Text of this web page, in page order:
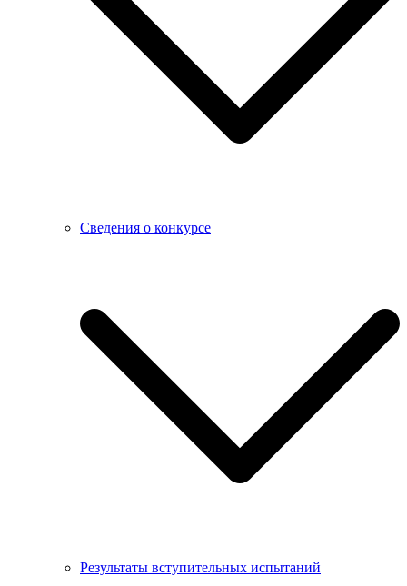
Сведения о конкурсе
Результаты вступительных испытаний